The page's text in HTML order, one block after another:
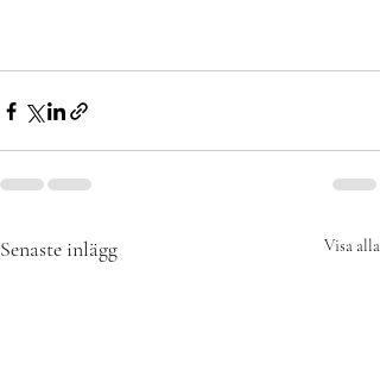
Senaste inlägg Visa alla